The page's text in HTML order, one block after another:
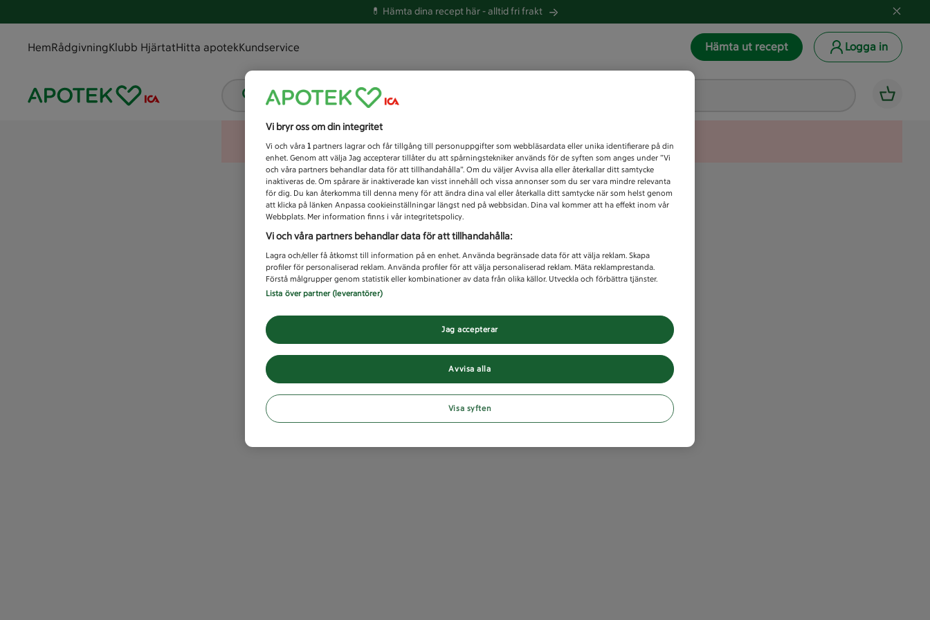
💊 Hämta dina recept här -alltid fri frakt
HemRådgivningKlubb HjärtatHitta apotekKundservice Hämta ut recept Logga in
Vad letar du efter idag?
Unknown error
Vi bryr oss om din integritet
Vi och våra 1 partners lagrar och får tillgång till personuppgifter som webbläsardata eller unika identifierare på din
enhet. Genom att välja Jag accepterar tillåter du att spårningstekniker används för de syften som anges under ”Vi
och våra partners behandlar data för att tillhandahålla”. Om du väljer Avvisa alla eller återkallar ditt samtycke
inaktiveras de. Om spårare är inaktiverade kan visst innehåll och vissa annonser som du ser vara mindre relevanta
för dig. Du kan återkomma till denna meny för att ändra dina val eller återkalla ditt samtycke när som helst genom
att klicka på länken Anpassa cookieinställningar längst ned på webbsidan. Dina val kommer att ha effekt inom vår
Webbplats. Mer information finns i vår integritetspolicy.
Vi och våra partners behandlar data för att tillhandahålla:
Lagra och/eller få åtkomst till information på en enhet. Använda begränsade data för att välja reklam. Skapa
profiler för personaliserad reklam. Använda profiler för att välja personaliserad reklam. Mäta reklamprestanda.
Förstå målgrupper genom statistik eller kombinationer av data från olika källor. Utveckla och förbättra tjänster.
Lista över partner (leverantörer)
Avvisa alla
Jag accepterar
Visa syften